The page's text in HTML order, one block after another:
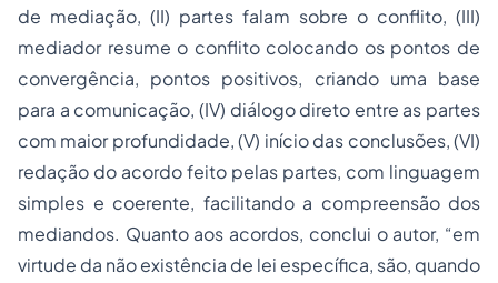
de mediação, (II) partes falam sobre o conflito, (III)
mediador resume o conflito colocando os pontos de
convergência, pontos positivos, criando uma base
para a comunicação, (IV) diálogo direto entre as partes
com maior profundidade, (V) início das conclusões, (VI)
redação do acordo feito pelas partes, com linguagem
simples e coerente, facilitando a compreensão dos
mediandos. Quanto aos acordos, conclui o autor, “em
virtude da não existência de lei específica, são, quando